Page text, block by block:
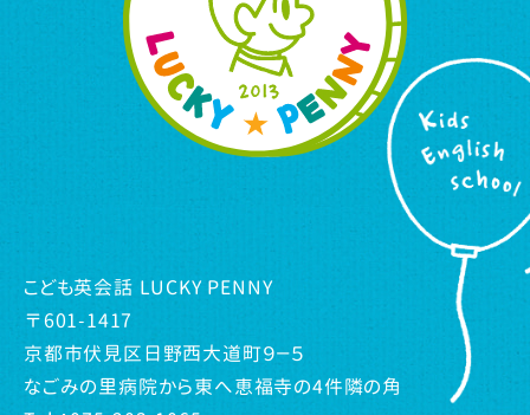
こども英会話 LUCKY PENNY
〒601-1417
京都市伏見区日野西大道町９－５
なごみの里病院から東へ恵福寺の4件隣の角